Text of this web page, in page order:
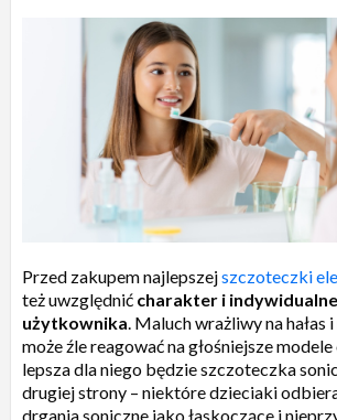
Przed zakupem najlepszejszczoteczki
też uwzględnić charakter i
użytkownika. Maluch wrażliwy na hałas
może źle reagować na głośniejsze
lepsza dla niego będzie szczoteczka
drugiej strony – niektóre dzieciaki
drgania soniczne jako łaskoczące i